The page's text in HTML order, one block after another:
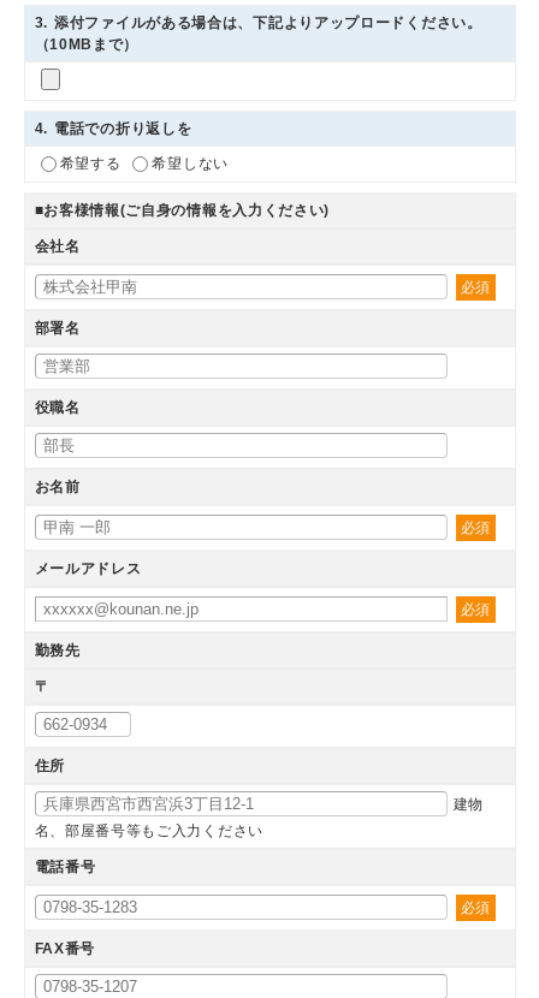
3. 添付ファイルがある場合は、下記よりアップロードください。
（10MBまで）
4. 電話での折り返しを
希望する 希望しない
■お客様情報(ご自身の情報を入力ください)
会社名
必須
部署名
役職名
お名前
必須
メールアドレス
必須
勤務先
〒
住所
建物
名、部屋番号等もご入力ください
電話番号
必須
FAX番号